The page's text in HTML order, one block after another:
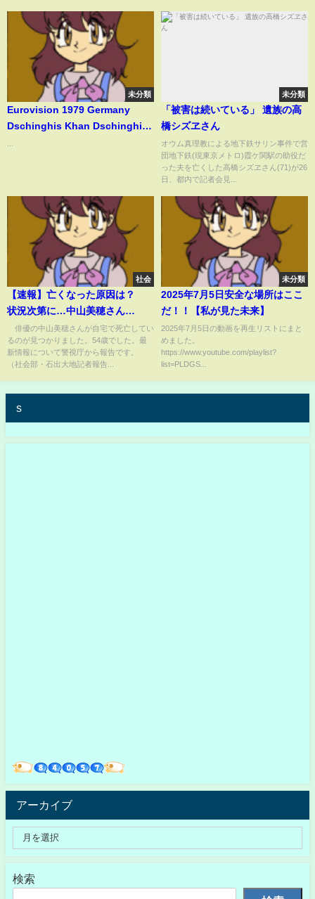
未分類
Eurovision 1979 Germany
Dschinghis Khan Dschinghis
未分類
「被害は続いている」 遺族の高
橋シズヱさん
オウム真理教による地下鉄サリン事件で営
団地下鉄(現東京メトロ)霞ケ関駅の助役だ
った夫を亡くした高橋シズヱさん(71)が26
日、都内で記者会見...
社会
【速報】亡くなった原因は？
状況次第に…中山美穂さん
（54） 自宅で死去【スーパーJ
チャンネル】(2024年12月6日)
俳優の中山美穂さんが自宅で死亡してい
るのが見つかりました。54歳でした。最
新情報について警視庁から報告です。
（社会部・石出大地記者報告...
未分類
2025年7月5日安全な場所はここ
だ！！【私が見た未来】
2025年7月5日の動画を再生リストにまと
めました。
https://www.youtube.com/playlist?
list=PLDGS...
s
アーカイブ
検索